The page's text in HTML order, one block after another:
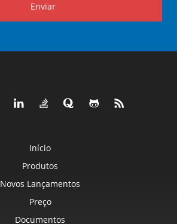
Enviar
Início
Produtos
Novos Lançamentos
Preço
Documentos